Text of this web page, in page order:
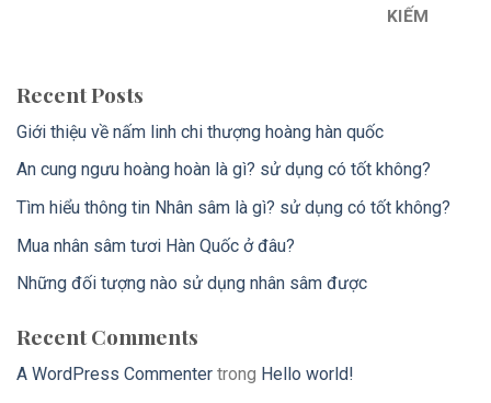
KIẾM
Recent Posts
Giới thiệu về nấm linh chi thượng hoàng hàn quốc
An cung ngưu hoàng hoàn là gì? sử dụng có tốt không?
Tìm hiểu thông tin Nhân sâm là gì? sử dụng có tốt không?
Mua nhân sâm tươi Hàn Quốc ở đâu?
Những đối tượng nào sử dụng nhân sâm được
Recent Comments
A WordPress Commenter trong Hello world!